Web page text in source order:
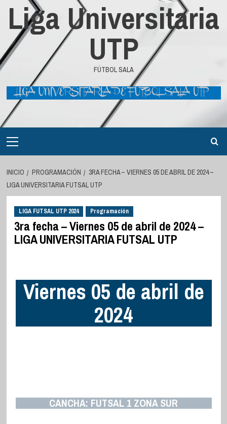
Liga Universitaria
UTP
FÚTBOL SALA
principal
INICIO PROGRAMACIÓN
3RA FECHA – VIERNES 05 DE ABRIL DE 2024 –
LIGA UNIVERSITARIA FUTSAL UTP
LIGA FUTSAL UTP 2024 Programación
3ra fecha – Viernes 05 de abril de 2024 –
LIGA UNIVERSITARIA FUTSAL UTP
Viernes 05 de abril de
2024
CANCHA: FUTSAL 1 ZONA SUR